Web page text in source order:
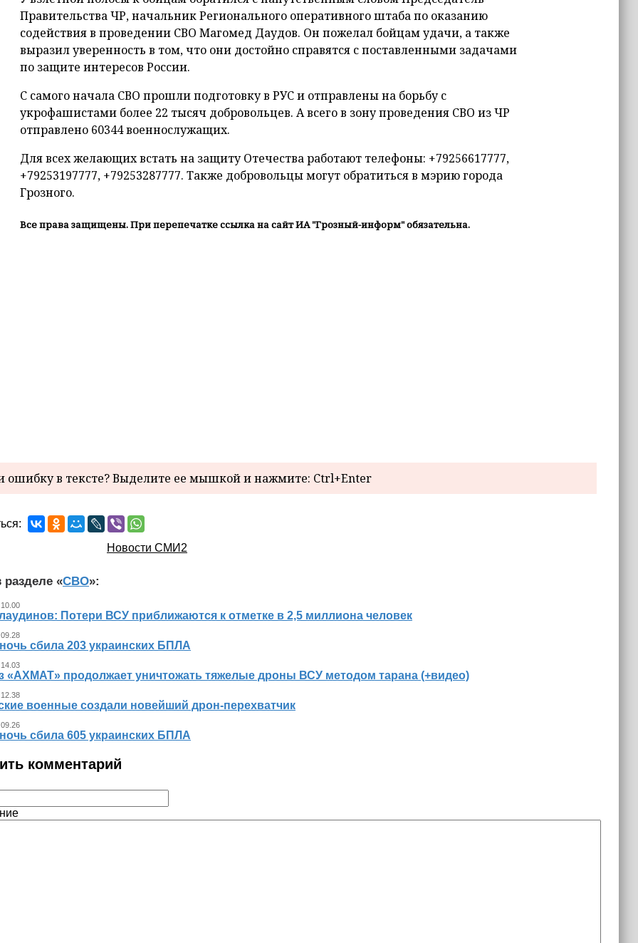
Правительства ЧР, начальник Регионального оперативного штаба по оказанию
содействия в проведении СВО Магомед Даудов. Он пожелал бойцам удачи, а также
выразил уверенность в том, что они достойно справятся с поставленными задачами
по защите интересов России.
С самого начала СВО прошли подготовку в РУС и отправлены на борьбу с
укрофашистами более 22 тысяч добровольцев. А всего в зону проведения СВО из ЧР
отправлено 60344 военнослужащих.
Для всех желающих встать на защиту Отечества работают телефоны: +79256617777,
+79253197777, +79253287777. Также добровольцы могут обратиться в мэрию города
Грозного.
Все права защищены. При перепечатке ссылка на сайт ИА "Грозный-информ" обязательна.
в тексте? Выделите ее мышкой и нажмите: Ctrl+Enter
Новости СМИ2
разделе «СВО»:
Потери ВСУ приближаются к отметке в 2,5 миллиона человек
сбила 203 украинских БПЛА
«АХМАТ» продолжает уничтожать тяжелые дроны ВСУ методом тарана (+видео)
военные создали новейший дрон-перехватчик
сбила 605 украинских БПЛА
комментарий